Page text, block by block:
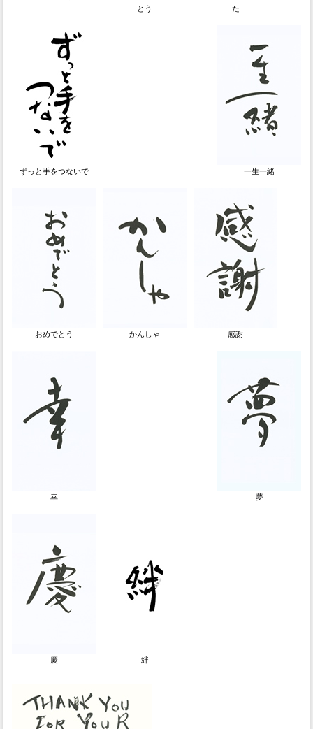
とう
た
ずっと手をつないで 一生一緒
おめでとう かんしゃ 感謝
幸 夢
慶 絆